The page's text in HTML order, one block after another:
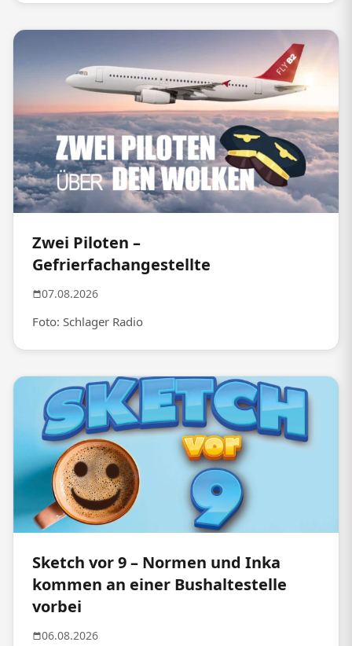
Zwei Piloten –
Gefrierfachangestellte
07.08.2026
Foto: Schlager Radio
Sketch vor 9 – Normen und Inka
kommen an einer Bushaltestelle
vorbei
06.08.2026